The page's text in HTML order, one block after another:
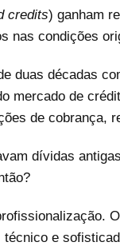
credits) ganham
nas condições
duas décadas
mercado de
de cobrança,
dívidas
e